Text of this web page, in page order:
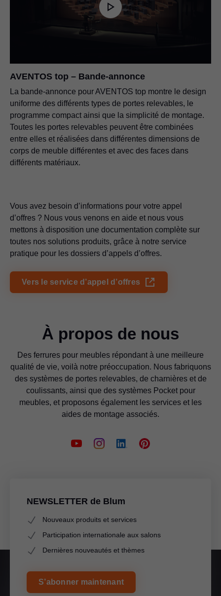
AVENTOS top – Bande-annonce
La bande-annonce pour AVENTOS top montre le design
uniforme des différents types de portes relevables, le
programme compact ainsi que la simplicité de montage.
Toutes les portes relevables peuvent être combinées
entre elles et réalisées dans différentes dimensions de
corps de meuble différentes et avec des faces dans
différents matériaux.
Vous avez besoin d’informations pour votre appel
d’offres ? Nous vous venons en aide et nous vous
mettons à disposition une documentation complète sur
toutes nos solutions produits, grâce à notre service
pratique pour les dossiers d’appels d’offres.
Vers le service d’appel d’offres
À propos de nous
Des ferrures pour meubles répondant à une meilleure
qualité de vie, voilà notre préoccupation. Nous fabriquons
des systèmes de portes relevables, de charnières et de
coulissants, ainsi que des systèmes Pocket pour
meubles, et proposons également les services et les
aides de montage associés.
NEWSLETTER de Blum
Nouveaux produits et services
Participation internationale aux salons
Dernières nouveautés et thèmes
S’abonner maintenant